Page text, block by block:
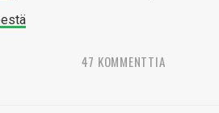
47 KOMMENTTIA